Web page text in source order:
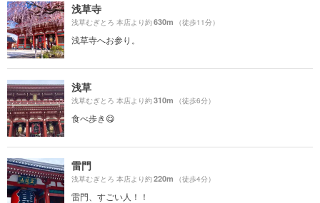
浅草寺
浅草むぎとろ 本店より約630m （徒歩11分）
浅草寺へお参り。
浅草
浅草むぎとろ 本店より約310m （徒歩6分）
食べ歩き😋
雷門
浅草むぎとろ 本店より約220m （徒歩4分）
雷門、すごい人！！